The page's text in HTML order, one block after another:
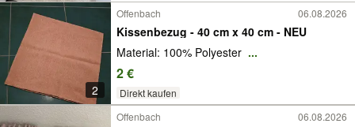
2
Offenbach 06.08.2026
Kissenbezug - 40 cm x 40 cm - NEU
Material: 100% Polyester ...
2 €
Direkt kaufen
Offenbach 06.08.2026